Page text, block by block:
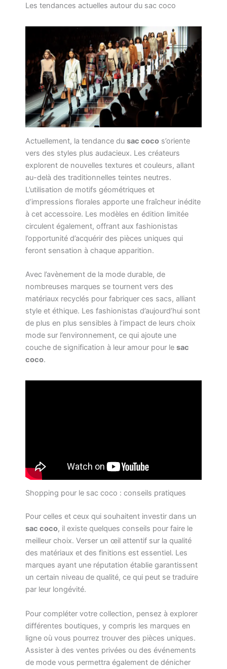
Les tendances actuelles autour du sac coco
Actuellement, la tendance du sac coco s’oriente
vers des styles plus audacieux. Les créateurs
explorent de nouvelles textures et couleurs, allant
au-delà des traditionnelles teintes neutres.
L’utilisation de motifs géométriques et
d’impressions florales apporte une fraîcheur inédite
à cet accessoire. Les modèles en édition limitée
circulent également, offrant aux fashionistas
l’opportunité d’acquérir des pièces uniques qui
feront sensation à chaque apparition.
Avec l’avènement de la mode durable, de
nombreuses marques se tournent vers des
matériaux recyclés pour fabriquer ces sacs, alliant
style et éthique. Les fashionistas d’aujourd’hui sont
de plus en plus sensibles à l’impact de leurs choix
mode sur l’environnement, ce qui ajoute une
couche de signification à leur amour pour le sac
coco.
Shopping pour le sac coco : conseils pratiques
Pour celles et ceux qui souhaitent investir dans un
sac coco, il existe quelques conseils pour faire le
meilleur choix. Verser un œil attentif sur la qualité
des matériaux et des finitions est essentiel. Les
marques ayant une réputation établie garantissent
un certain niveau de qualité, ce qui peut se traduire
par leur longévité.
Pour compléter votre collection, pensez à explorer
différentes boutiques, y compris les marques en
ligne où vous pourrez trouver des pièces uniques.
Assister à des ventes privées ou des événements
de mode vous permettra également de dénicher